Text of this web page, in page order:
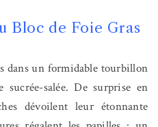
Bloc de Foie Gras
dans un formidable tourbillon
sucrée-salée. De surprise en
dévoilent leur étonnante